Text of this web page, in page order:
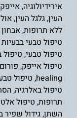
אירידיולוגיה,אייפק
העין,גלגל העין,
ללא תרופות,אבחון
טיפול טבעי
טיפול טבעי, טיפול
טיפול אייפק,
healing
, טיפול
טיפול באלרגיה,
תרופות, טיפול
השתן,גידול